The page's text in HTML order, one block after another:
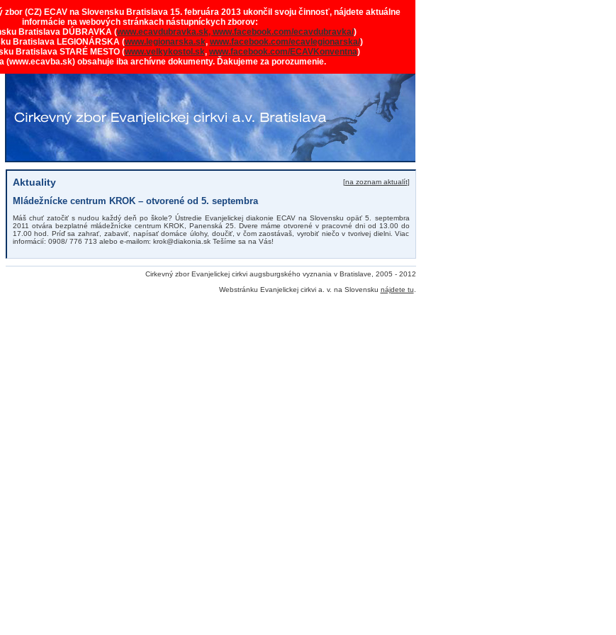
(CZ) ECAV na Slovensku Bratislava 15. februára 2013 ukončil svoju činnosť, nájdete aktuálne
informácie na webových stránkach nástupníckych zborov:
Bratislava DÚBRAVKA (www.ecavdubravka.sk, www.facebook.com/ecavdubravka/)
Bratislava LEGIONÁRSKA (www.legionarska.sk, www.facebook.com/ecavlegionarska/)
Bratislava STARÉ MESTO (www.velkykostol.sk, www.facebook.com/ECAVKonventna)
(www.ecavba.sk) obsahuje iba archívne dokumenty. Ďakujeme za porozumenie.
Aktuality [na zoznam aktualít]
Mládežnícke centrum KROK – otvorené od 5. septembra
Máš chuť zatočiť s nudou každý deň po škole? Ústredie Evanjelickej diakonie ECAV na Slovensku opäť 5. septembra
2011 otvára bezplatné mládežnícke centrum KROK, Panenská 25. Dvere máme otvorené v pracovné dni od 13.00 do
17.00 hod. Príď sa zahrať, zabaviť, napísať domáce úlohy, doučiť, v čom zaostávaš, vyrobiť niečo v tvorivej dielni. Viac
informácií: 0908/ 776 713 alebo e-mailom: krok@diakonia.sk Tešíme sa na Vás!
Cirkevný zbor Evanjelickej cirkvi augsburgského vyznania v Bratislave, 2005 - 2012
Webstránku Evanjelickej cirkvi a. v. na Slovensku nájdete tu